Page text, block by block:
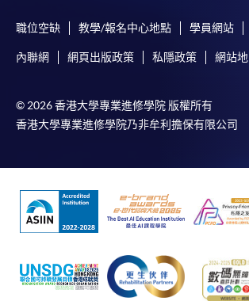
職位空缺 教學/報名中心地點 學員網站
內聯網 網頁出版政策 私隱政策 網站
© 2026 香港大學專業進修學院 版權所有
香港大學專業進修學院乃非牟利擔保有限公司